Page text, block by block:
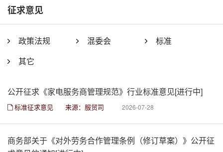
征求意见
政策法规 混委会
标准
其它
公开征求《家电服务商管理规范》行业标准意见[进行中]
标准征求意见 来源：服贸司 2026-07-28
商务部关于《对外劳务合作管理条例（修订草案）》公开征